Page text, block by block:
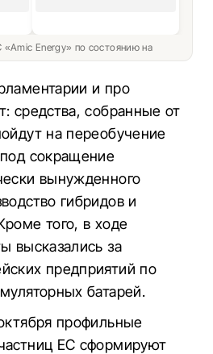
Energy» по состоянию на
и про
средства, собранные от
на переобучение
сокращение
вынужденного
гибридов и
того, в ходе
высказались за
предприятий по
батарей.
профильные
ЕС сформируют